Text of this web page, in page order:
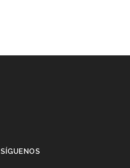
SÍGUENOS